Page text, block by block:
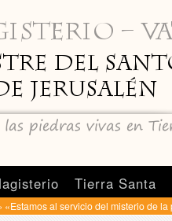
Tierra Santa
«Estamos al servicio del misterio de